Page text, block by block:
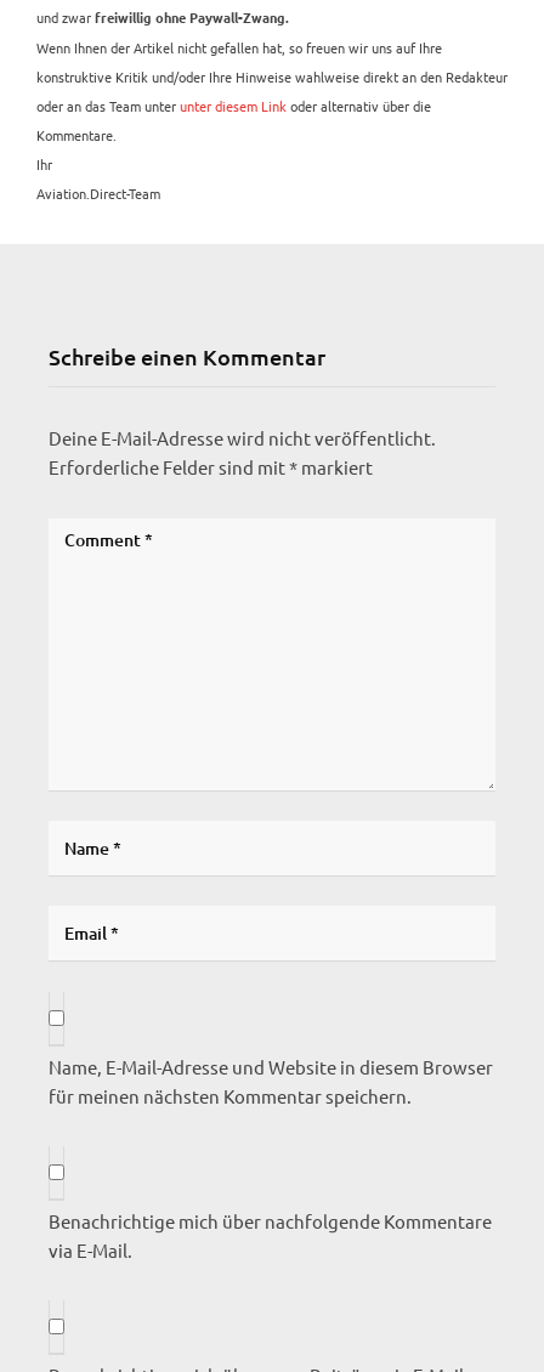
und zwar freiwillig ohne Paywall-Zwang.
Wenn Ihnen der Artikel nicht gefallen hat, so freuen wir uns auf Ihre
konstruktive Kritik und/oder Ihre Hinweise wahlweise direkt an den Redakteur
oder an das Team unterunter diesem Link oder alternativ über die
Kommentare.
Ihr
Aviation.Direct-Team
Schreibe einen Kommentar
Deine E-Mail-Adresse wird nicht veröffentlicht.
Erforderliche Felder sind mit* markiert
Name, E-Mail-Adresse und Website in diesem Browser
für meinen nächsten Kommentar speichern.
Benachrichtige mich über nachfolgende Kommentare
via E-Mail.